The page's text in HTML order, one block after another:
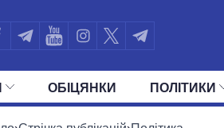
ОБIЦЯНКИ ПОЛIТИКИ
УСІ ПОЛІТИКИ ПРЕЗИДЕНТ І ОФІС